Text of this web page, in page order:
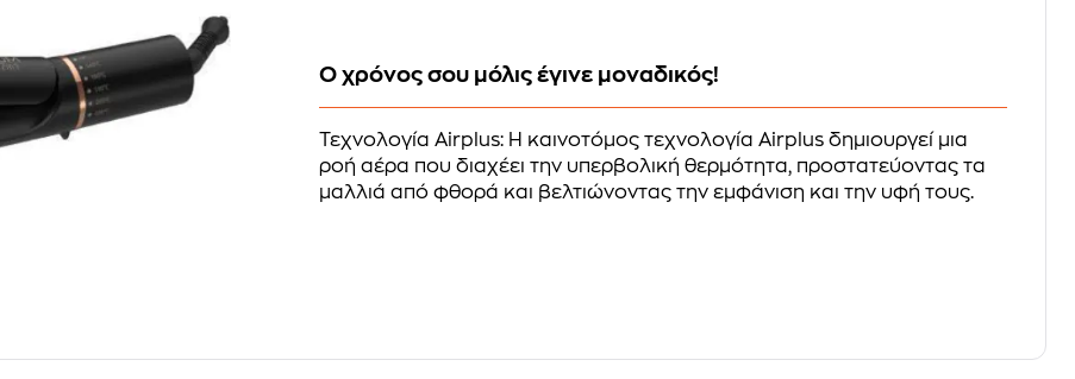
Ο χρόνος σου μόλις έγινε μοναδικός!
Τεχνολογία Airplus: Η καινοτόμος τεχνολογία Airplus δημιουργεί μια
ροή αέρα που διαχέει την υπερβολική θερμότητα, προστατεύοντας τα
μαλλιά από φθορά και βελτιώνοντας την εμφάνιση και την υφή τους.